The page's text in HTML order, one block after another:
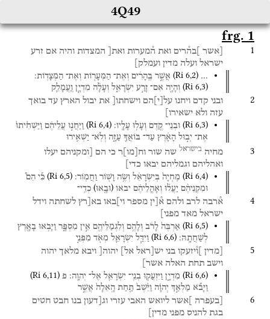
4Q49
frg. 1
1 [אשר ]בה֯רים ואת ה֯מערות ואת[ המצדות והיה אם זרע
ישראל ועלה מדין ועמלק]
…
(Ri 6,2) אֲשֶׁ֣ר בֶּֽהָרִ֔ים וְאֶת־ הַמְּעָר֖וֹת וְאֶת־ הַמְּצָדֽוֹת׃
(Ri 6,3) וְהָיָ֖ה אִם־ זָרַ֣ע יִשְׂרָאֵ֑ל וְעָלָ֨ה מִדְיָ֧ן וֽ͏ַעֲמָלֵ֛ק
2 ובני קדם ויחנו על י הם וישחתו[ את יבול הארץ עד בואך
עזה ולא ישאירו]
(Ri 6,3) וּבְנֵי־ קֶ֖דֶם וְעָל֥וּ עָלָֽיו׃ (Ri 6,4) וַיַּחֲנ֣וּ עֲלֵיהֶ֗ם וַיַּשְׁחִ֙יתוּ֙
אֶת־ יְב֣וּל הָאָ֔רֶץ עַד־ בּוֹאֲךָ֖ עַזָּ֑ה וְלֹֽא־ יַשְׁאִ֤ירוּ
3 מחיה בישראל שה שור וח מו ר כי הם [ומקניהם יעלו
ואהליהם וגמליהם יבאו כדי]
(Ri 6,4) מִֽחְיָה֙ בְּיִשְׂרָאֵ֔ל וְשֶׂ֥ה וָשׁ֖וֹר וַחֲמֽוֹר׃ (Ri 6,5) כִּ֡י הֵם֩
וּמִקְנֵיהֶ֨ם יַעֲל֜וּ וְאָהֳלֵיהֶ֗ם יבאו (וּבָ֤אוּ) כְדֵֽי־
4 א֯רבה לרב ולהם א֯[ין מספר וי]באו בא[רץ לשחתה וידל
ישראל מאד מפני]
(Ri 6,5) אַרְבֶּה֙ לָרֹ֔ב וְלָהֶ֥ם וְלִגְמַלֵּיהֶ֖ם אֵ֣ין מִסְפָּ֑ר וַיָּבֹ֥אוּ בָאָ֖רֶץ
לְשַׁחֲתָֽהּ׃
(Ri 6,6) וַיִּדַּ֧ל יִשְׂרָאֵ֛ל מְאֹ֖ד מִפְּנֵ֣י
5 [מדין ]ו֯יזעקו בני יש[ראל אל] יהוה[ ויבא מלאך יהוה
וישב תחת האלה אשר]
(Ri 6,6) מִדְיָ֑ן וַיִּזְעֲק֥וּ בְנֵֽי־ יִשְׂרָאֵ֖ל אֶל־ יְהוָֽה׃ פ (Ri 6,11)
וַיָּבֹ֞א מַלְאַ֣ךְ יְהוָ֗ה וַיֵּ֙שֶׁב֙ תַּ֤חַת הָֽאֵלָה֙ אֲשֶׁ֣ר
6 [בעפרה ]אשר ליואש האבי עזרי וג[דעון בנו חבט חטים
בגת להניס מפני מדין]